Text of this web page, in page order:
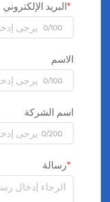
البريد الإلكتروني
0/100
الاسم
0/100
اسم الشركة
0/200
رسالة